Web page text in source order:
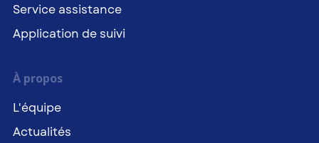
Service assistance
Application de suivi
À propos
L'équipe
Actualités